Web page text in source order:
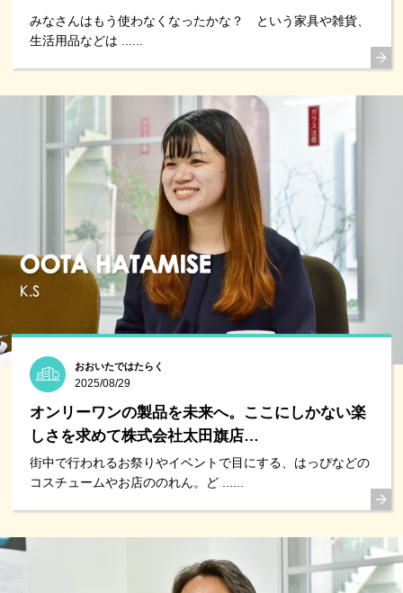
みなさんはもう使わなくなったかな？ という家具や雑貨、
生活用品などは ......
おおいたではたらく
2025/08/29
オンリーワンの製品を未来へ。ここにしかない楽
しさを求めて株式会社太田旗店…
街中で行われるお祭りやイベントで目にする、はっぴなどの
コスチュームやお店ののれん。ど ......